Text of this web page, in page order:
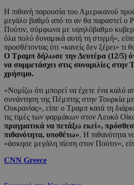
H πιθανή παρουσία του Αμερικανού
μεγάλο βαθμό από το αν θα παραστεί ο
Πούτιν, σύμφωνα με υψηλόβαθμο
όλα πολύ δυναμικά αυτή τη στιγμή»,
προσθέτοντας ότι «κανείς δεν ξέρει» τι
Ο Τραμπ δήλωσε την Δευτέρα (12/5)
να συμμετάσχει στις συνομιλίες στην
χρήσιμο.
«Νομίζω ότι μπορεί να έχετε ένα καλό
συνάντηση της Πέμπτης στην Τουρκία
Ουκρανίας», είπε ο Τραμπ κατά τη
τις τιμές των φαρμάκων στον Λευκό
πραγματικά να πετάξω εκεί»,
πιθανότητα, υποθέτω». Η πιθανότητα
«άσκησε μεγάλη πίεση στον Πούτιν»,
CNN Greece